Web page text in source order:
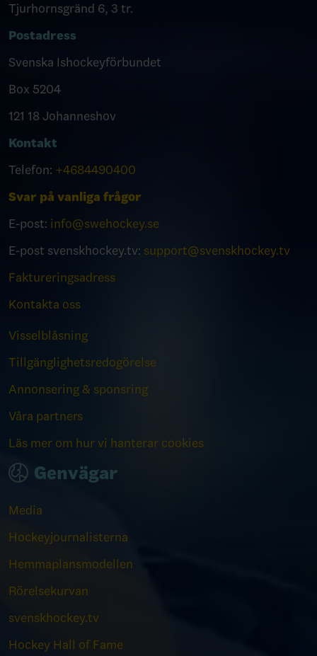
Tjurhornsgränd 6, 3 tr.
Postadress
Svenska Ishockeyförbundet
Box 5204
121 18 Johanneshov
Kontakt
Telefon: +4684490400
Svar på vanliga frågor
E-post: info@swehockey.se
E-post svenskhockey.tv: support@svenskhockey.tv
Faktureringsadress
Kontakta oss
Visselblåsning
Tillgänglighetsredogörelse
Annonsering & sponsring
Våra partners
Läs mer om hur vi hanterar cookies
Genvägar
Media
Hockeyjournalisterna
Hemmaplansmodellen
Rörelsekurvan
svenskhockey.tv
Hockey Hall of Fame